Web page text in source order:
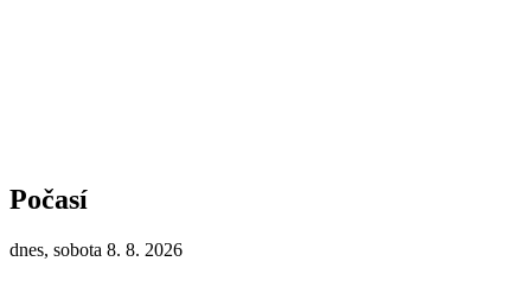
Počasí
dnes, sobota 8. 8. 2026